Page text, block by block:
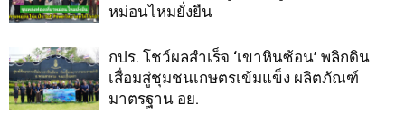
หม่อนไหมยั่งยืน
กปร. โชว์ผลสำเร็จ ‘เขาหินซ้อน’ พลิกดิน
เสื่อมสู่ชุมชนเกษตรเข้มแข็ง ผลิตภัณฑ์
มาตรฐาน อย.